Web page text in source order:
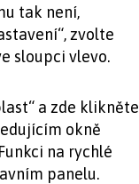
tak není,
zvolte
sloupci vlevo.
a zde klikněte
okně
na rychlé
panelu.